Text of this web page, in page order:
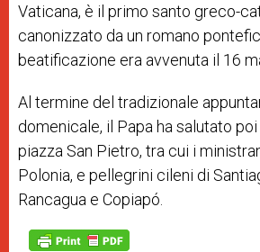
Vaticana, è il primo santo greco-
canonizzato da un romano
beatificazione era avvenuta il 16
Al termine del tradizionale
domenicale, il Papa ha salutato
piazza San Pietro, tra cui i
Polonia, e pellegrini cileni di
Rancagua e Copiapó.